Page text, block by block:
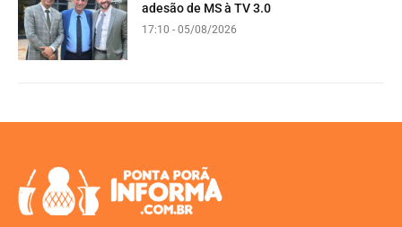
adesão de MS à TV 3.0
17:10 - 05/08/2026